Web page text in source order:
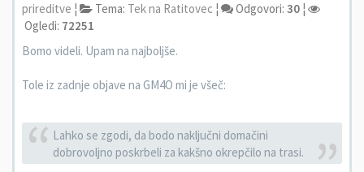
prireditve ¦ Tema: Tek na Ratitovec ¦ Odgovori: 30 ¦
Ogledi: 72251
Bomo videli. Upam na najboljše.
Tole iz zadnje objave na GM4O mi je všeč:
Lahko se zgodi, da bodo naključni domačini
dobrovoljno poskrbeli za kakšno okrepčilo na trasi.